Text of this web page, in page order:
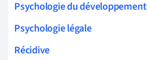
Psychologie du développement
Psychologie légale
Récidive